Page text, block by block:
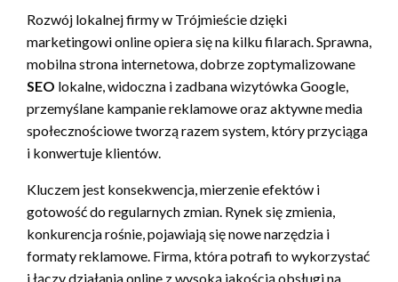
Rozwój lokalnej firmy w Trójmieście dzięki
marketingowi online opiera się na kilku filarach. Sprawna,
mobilna strona internetowa, dobrze zoptymalizowane
SEO lokalne, widoczna i zadbana wizytówka Google,
przemyślane kampanie reklamowe oraz aktywne media
społecznościowe tworzą razem system, który przyciąga
i konwertuje klientów.
Kluczem jest konsekwencja, mierzenie efektów i
gotowość do regularnych zmian. Rynek się zmienia,
konkurencja rośnie, pojawiają się nowe narzędzia i
formaty reklamowe. Firma, która potrafi to wykorzystać
i łączy działania online z wysoką jakością obsługi na